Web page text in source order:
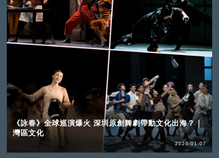
《詠春》全球巡演爆火 深圳原創舞劇帶動文化出海？｜
灣區文化
2026-01-07